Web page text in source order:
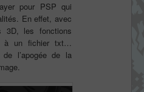
pour PSP qui
En effet, avec
3D, les fonctions
à un fichier txt…
l’apogée de la